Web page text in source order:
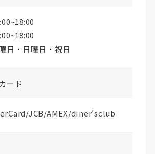
日・日曜日・祝日
ード
JCB/AMEX/diner’sclub